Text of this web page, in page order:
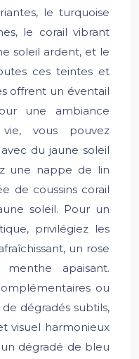
le turquoise
le corail vibrant
soleil ardent, et le
ces teintes et
offrent un éventail
une ambiance
vous pouvez
du jaune soleil
une nappe de lin
de coussins corail
soleil. Pour un
privilégiez les
un rose
apaisant.
ou
dégradés subtils,
visuel harmonieux
dégradé de bleu